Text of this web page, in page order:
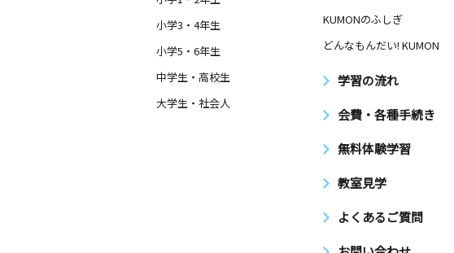
小学3・4年生
小学5・6年生
中学生・高校生
大学生・社会人
KUMONのふしぎ
どんなもんだい! KUMON
学習の流れ
会費・各種手続き
無料体験学習
教室見学
よくあるご質問